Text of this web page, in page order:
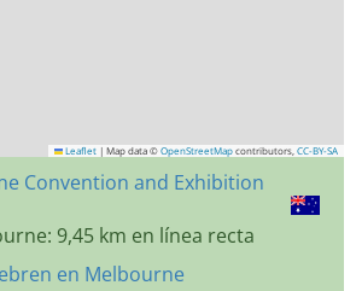
Leaflet | Map data © OpenStreetMap contributors, CC-BY-SA
Convention and Exhibition
9,45 km en línea recta
en Melbourne